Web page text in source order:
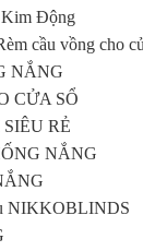
Kim Động
cầu vồng cho
NẮNG
CỬA SỔ
RẺ
NẮNG
NIKKOBLINDS